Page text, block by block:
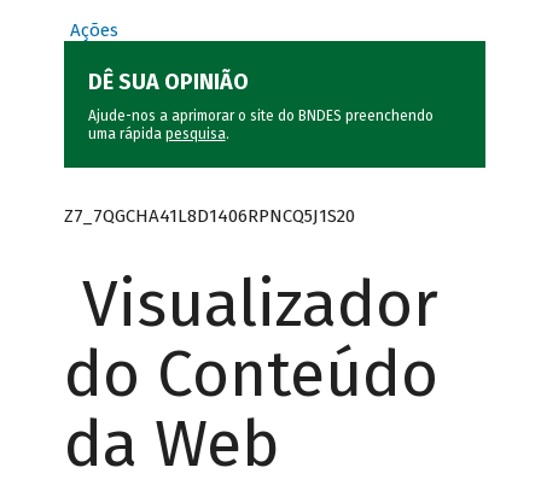
Ações
DÊ SUA OPINIÃO
Ajude-nos a aprimorar o site do BNDES preenchendo
uma rápida pesquisa.
Z7_7QGCHA41L8D1406RPNCQ5J1S20
Visualizador
do Conteúdo
da Web